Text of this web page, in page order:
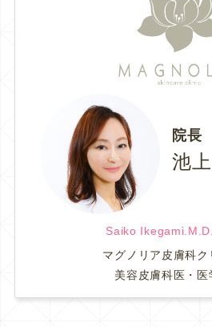
院長
池
Saiko
マグノリア皮膚科ク
美容皮膚科医・医